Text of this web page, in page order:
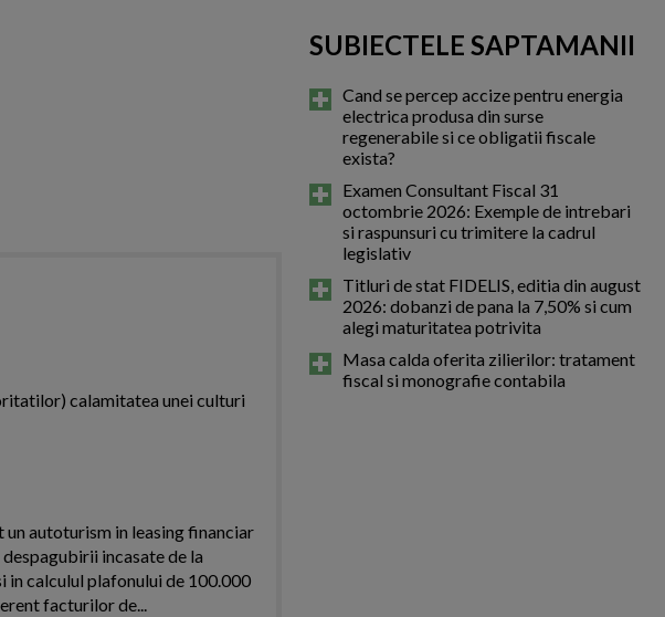
calamitatea unei culturi
autoturism in leasing financiar
incasate de la
in calculul plafonului de 100.000
facturilor de...
SUBIECTELE SAPTAMANII
Cand se percep accize pentru energia
electrica produsa din surse
regenerabile si ce obligatii fiscale
exista?
Examen Consultant Fiscal 31
octombrie 2026: Exemple de intrebari
si raspunsuri cu trimitere la cadrul
legislativ
Titluri de stat FIDELIS, editia din august
2026: dobanzi de pana la 7,50% si cum
alegi maturitatea potrivita
Masa calda oferita zilierilor: tratament
fiscal si monografie contabila